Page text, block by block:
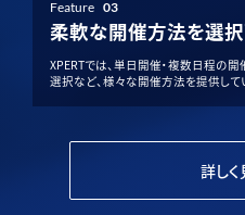
Feature 03
柔軟な開催方法を選
XPERTでは、単日開催・複数日程の
選択など、様々な開催方法を提供して
詳しく